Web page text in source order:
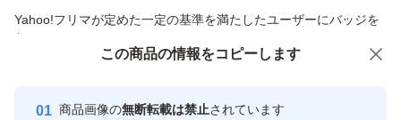
Yahoo!フリマが定めた一定の基準を満たしたユーザーにバッジを
付与しています
安心取引出品者
心・安全なユーザーです
この商品の情報をコピーします
商品画像の無断転載は禁止されています
この商品をみている人にオススメ